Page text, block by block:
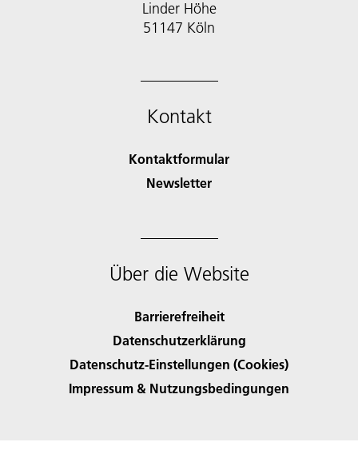
Linder Höhe
51147 Köln
Kontakt
Kontaktformular
Newsletter
Über die Website
Barrierefreiheit
Datenschutzerklärung
Datenschutz-Einstellungen (Cookies)
Impressum & Nutzungsbedingungen